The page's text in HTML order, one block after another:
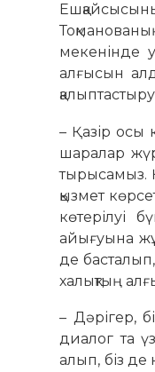
мекенінде
алғысын
– Қазір осы
шаралар
тырысамыз.
қызмет
көтерілуі
айығуына
де
халықтың
– Дәрігер,
диалог та
алып, біз де